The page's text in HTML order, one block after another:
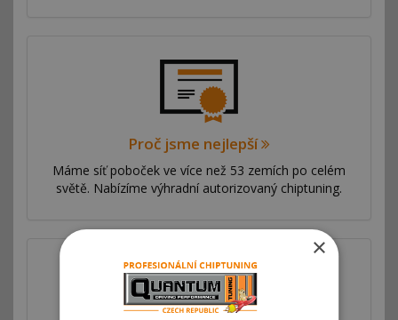
Proč jsme nejlepší
Máme síť poboček ve více než 53 zemích po celém
světě. Nabízíme výhradní autorizovaný chiptuning.
×